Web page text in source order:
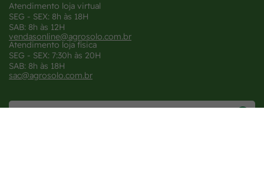
Atendimento loja virtual
SEG - SEX: 8h às 18H
SAB: 8h às 12H
vendasonline@agrosolo.com.br
Atendimento loja física
SEG - SEX: 7:30h às 20H
SAB: 8h às 18H
sac@agrosolo.com.br